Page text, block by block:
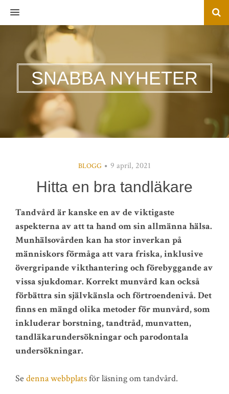
MENU
SNABBA NYHETER
BLOGG 9 april, 2021
Hitta en bra tandläkare
Tandvård är kanske en av de viktigaste
aspekterna av att ta hand om sin allmänna hälsa.
Munhälsovården kan ha stor inverkan på
människors förmåga att vara friska, inklusive
övergripande vikthantering och förebyggande av
vissa sjukdomar. Korrekt munvård kan också
förbättra sin självkänsla och förtroendenivå. Det
finns en mängd olika metoder för munvård, som
inkluderar borstning, tandtråd, munvatten,
tandläkarundersökningar och parodontala
undersökningar.
Se denna webbplatsför läsning om tandvård.